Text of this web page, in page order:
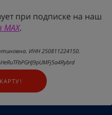
при подписке на наш
MAX.
ИНН 250811224150.